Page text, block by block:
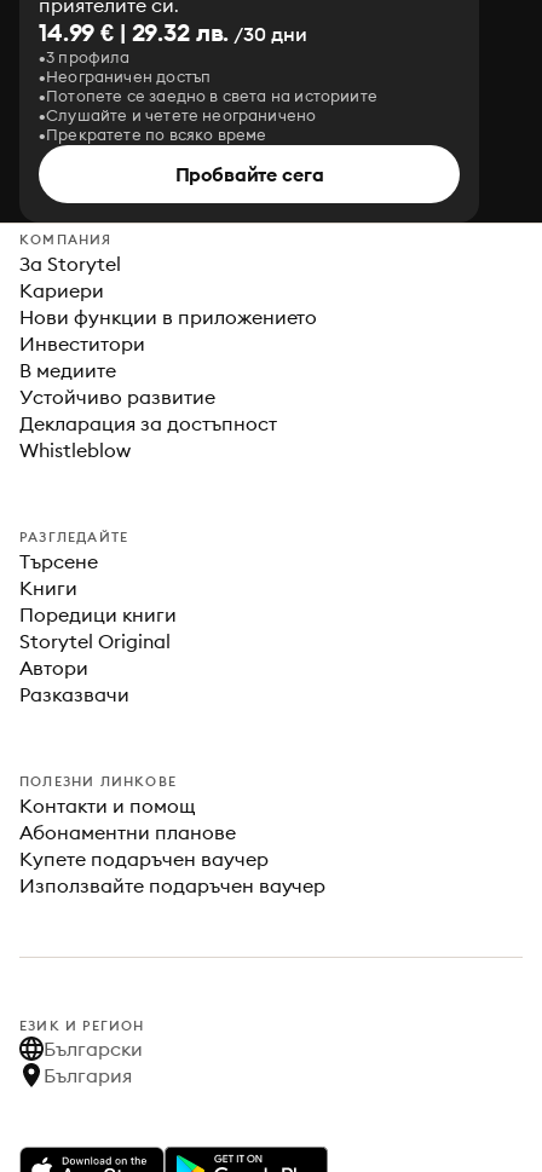
приятелите си.
14.99 € | 29.32 лв. /30 дни
3 профила
Неограничен достъп
Потопете се заедно в света на историите
Слушайте и четете неограничено
Прекратете по всяко време
Пробвайте сега
КОМПАНИЯ
За Storytel
Кариери
Нови функции в приложението
Инвеститори
В медиите
Устойчиво развитие
Декларация за достъпност
Whistleblow
РАЗГЛЕДАЙТЕ
Търсене
Книги
Поредици книги
Storytel Original
Автори
Разказвачи
ПОЛЕЗНИ ЛИНКОВЕ
Контакти и помощ
Абонаментни планове
Купете подаръчен ваучер
Използвайте подаръчен ваучер
ЕЗИК И РЕГИОН
Български
България